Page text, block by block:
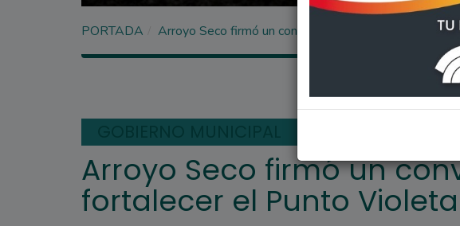
PORTADA Arroyo Seco firmó un convenio para fortalecer el
Arroyo Seco firmó un
fortalecer el Punto